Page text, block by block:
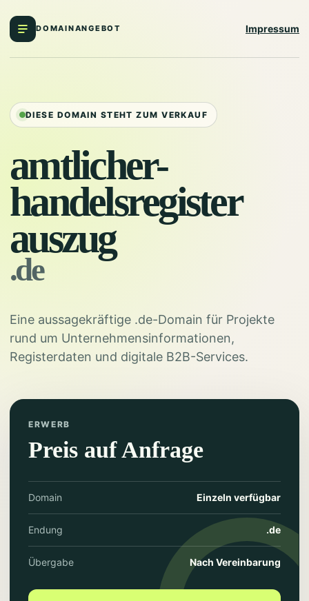
DOMAINANGEBOT Impressum
DIESE DOMAIN STEHT ZUM VERKAUF
amtlicher-
handelsregister
auszug
.de
Eine aussagekräftige .de-Domain für Projekte
rund um Unternehmensinformationen,
Registerdaten und digitale B2B-Services.
ERWERB
Preis auf Anfrage
Domain Einzeln verfügbar
Endung .de
Übergabe Nach Vereinbarung